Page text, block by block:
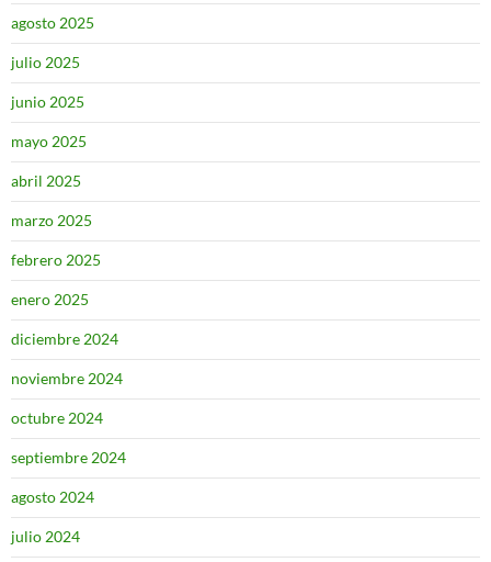
agosto 2025
julio 2025
junio 2025
mayo 2025
abril 2025
marzo 2025
febrero 2025
enero 2025
diciembre 2024
noviembre 2024
octubre 2024
septiembre 2024
agosto 2024
julio 2024